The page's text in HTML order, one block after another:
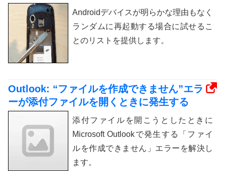
Androidデバイスが明らかな理由もなく
ランダムに再起動する場合に試せるこ
とのリストを提供します。
Outlook: “ファイルを作成できません”エラ
ーが添付ファイルを開くときに発生する
添付ファイルを開こうとしたときに
Microsoft Outlookで発生する「ファイ
ルを作成できません」エラーを解決し
ます。